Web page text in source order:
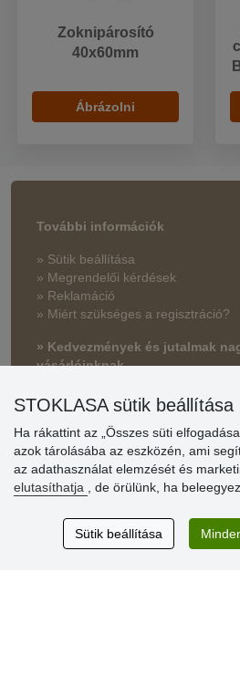
Zoknipárosító
40x60mm
Ábrázolni
További információk
» Sütik beállítása
» Megrendelői kérdések
» Reklamáció
» Miért szükséges a regisztráció?
» Kedvezmények és jutalmak
vásárlóinknak
» Súgó
Vásárlók
értékelése
Excellent service
Thank you.
STOKLASA sütik beállítása
Ha rákattint az „Összes süti
azok tárolásába az eszközén, ami
az adathasználat elemzését és
elutasíthatja
, de örülünk, ha
Sütik beállítása